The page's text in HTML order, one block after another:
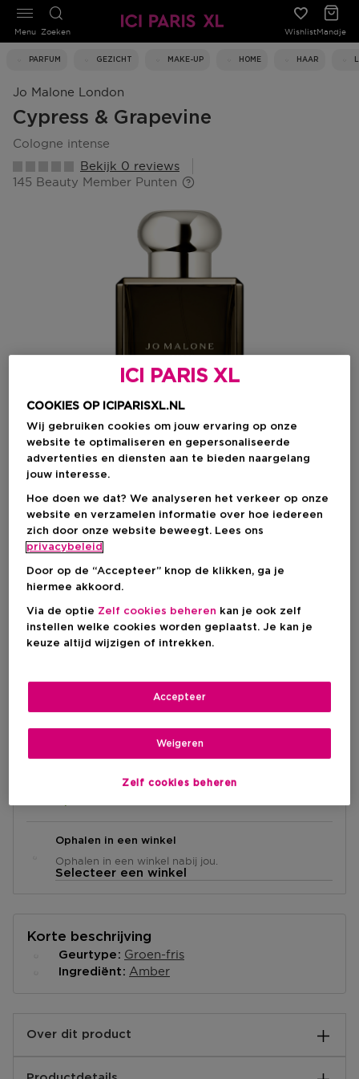
Zoeken WishlistMandje
PARFUM GEZICHT MAKE-UP HOME HAAR
Menu
Jo Malone London
Cypress & Grapevine
cologne intense
Bekijk 0 reviews
145 Beauty Member Punten
Kies je formaat
50 ML Op voorraad
50 ML
€ 145,00
100 ML
€ 205,00
Levering aan huis
Ophalen in een winkel
Ophalen in een winkel nabij jou.
Selecteer een winkel
Korte beschrijving
Geurtype Groen-fris
Ingrediënt Amber
Over dit product
ICI PARIS XL
COOKIES OP ICIPARISXL.NL
Wij gebruiken cookies om jouw ervaring op onze
website te optimaliseren en gepersonaliseerde
advertenties en diensten aan te bieden naargelang
jouw interesse.
Hoe doen we dat? We analyseren het verkeer op onze
website en verzamelen informatie over hoe iedereen
zich door onze website beweegt. Lees ons
privacybeleid
Door op de “Accepteer” knop de klikken, ga je
hiermee akkoord.
Via de optie Zelf cookies beheren kan je ook zelf
instellen welke cookies worden geplaatst. Je kan je
keuze altijd wijzigen of intrekken.
Zelf cookies beheren
Weigeren
Accepteer